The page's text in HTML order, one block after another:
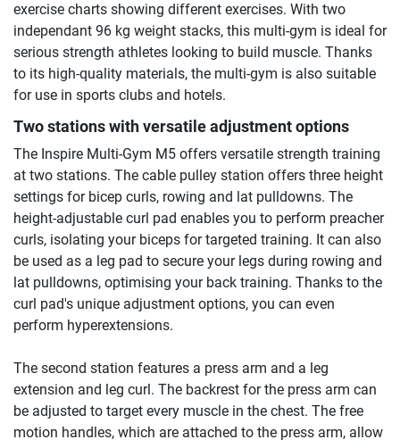
exercise charts showing different exercises. With two
independant 96 kg weight stacks, this multi-gym is ideal for
serious strength athletes looking to build muscle. Thanks
to its high-quality materials, the multi-gym is also suitable
for use in sports clubs and hotels.
Two stations with versatile adjustment options
The Inspire Multi-Gym M5 offers versatile strength training
at two stations. The cable pulley station offers three height
settings for bicep curls, rowing and lat pulldowns. The
height-adjustable curl pad enables you to perform preacher
curls, isolating your biceps for targeted training. It can also
be used as a leg pad to secure your legs during rowing and
lat pulldowns, optimising your back training. Thanks to the
curl pad's unique adjustment options, you can even
perform hyperextensions.
The second station features a press arm and a leg
extension and leg curl. The backrest for the press arm can
be adjusted to target every muscle in the chest. The free
motion handles, which are attached to the press arm, allow